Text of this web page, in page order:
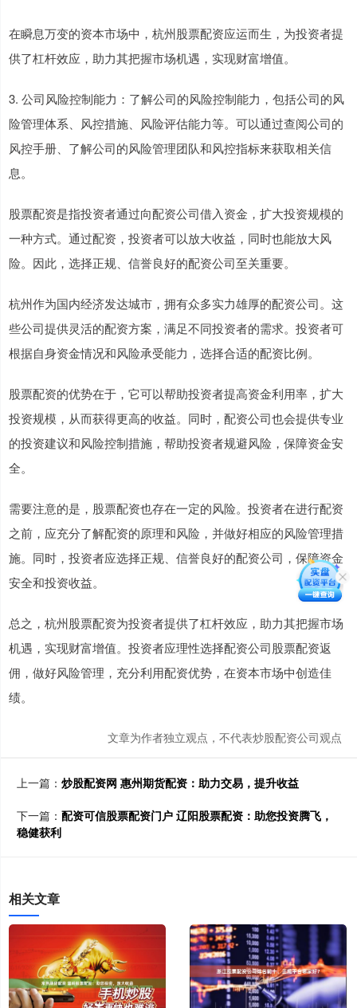
在瞬息万变的资本市场中，杭州股票配资应运而生，为投资者提
供了杠杆效应，助力其把握市场机遇，实现财富增值。
3. 公司风险控制能力：了解公司的风险控制能力，包括公司的风
险管理体系、风控措施、风险评估能力等。可以通过查阅公司的
风控手册、了解公司的风险管理团队和风控指标来获取相关信
息。
股票配资是指投资者通过向配资公司借入资金，扩大投资规模的
一种方式。通过配资，投资者可以放大收益，同时也能放大风
险。因此，选择正规、信誉良好的配资公司至关重要。
杭州作为国内经济发达城市，拥有众多实力雄厚的配资公司。这
些公司提供灵活的配资方案，满足不同投资者的需求。投资者可
根据自身资金情况和风险承受能力，选择合适的配资比例。
股票配资的优势在于，它可以帮助投资者提高资金利用率，扩大
投资规模，从而获得更高的收益。同时，配资公司也会提供专业
的投资建议和风险控制措施，帮助投资者规避风险，保障资金安
全。
需要注意的是，股票配资也存在一定的风险。投资者在进行配资
之前，应充分了解配资的原理和风险，并做好相应的风险管理措
施。同时，投资者应选择正规、信誉良好的配资公司，保障资金
安全和投资收益。
总之，杭州股票配资为投资者提供了杠杆效应，助力其把握市场
机遇，实现财富增值。投资者应理性选择配资公司股票配资返
佣，做好风险管理，充分利用配资优势，在资本市场中创造佳
绩。
文章为作者独立观点，不代表炒股配资公司观点
上一篇： 炒股配资网 惠州期货配资：助力交易，提升收益
下一篇： 配资可信股票配资门户 辽阳股票配资：助您投资腾飞，
稳健获利
相关文章